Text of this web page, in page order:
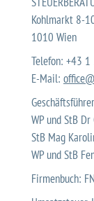
Kohlmarkt 8-
1010 Wien
Telefon: +43
E-Mail:
WP und StB
StB Mag
WP und StB
Firmenbuch: